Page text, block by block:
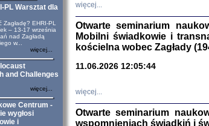
PL Warsztat dla
EHRI-PL
– 13-17 września
nad Zagładą
w...
więcej...
and Challenges
więcej...
Centrum -
wygłosi
i
więcej...
Otwarte seminarium
Mobilni świadkowie i
kościelna wobec Zagłady
11.06.2026 12:05:44
więcej...
Otwarte seminarium
wspomnieniach świadkiń i